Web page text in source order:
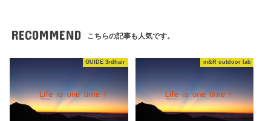
RECOMMEND こちらの記事も人気です。
GUIDE 3rdhair m&R outdoor lab